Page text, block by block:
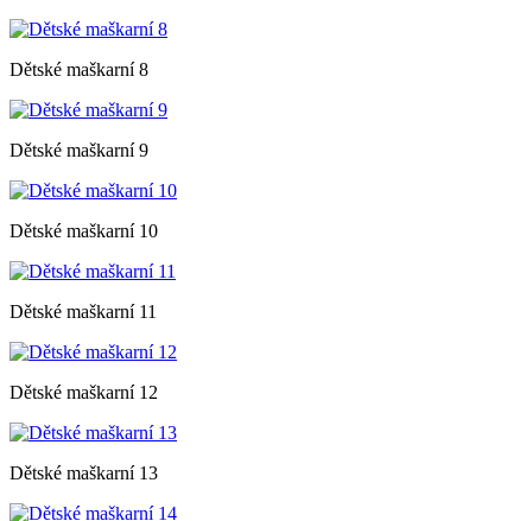
Dětské maškarní 8
Dětské maškarní 9
Dětské maškarní 10
Dětské maškarní 11
Dětské maškarní 12
Dětské maškarní 13